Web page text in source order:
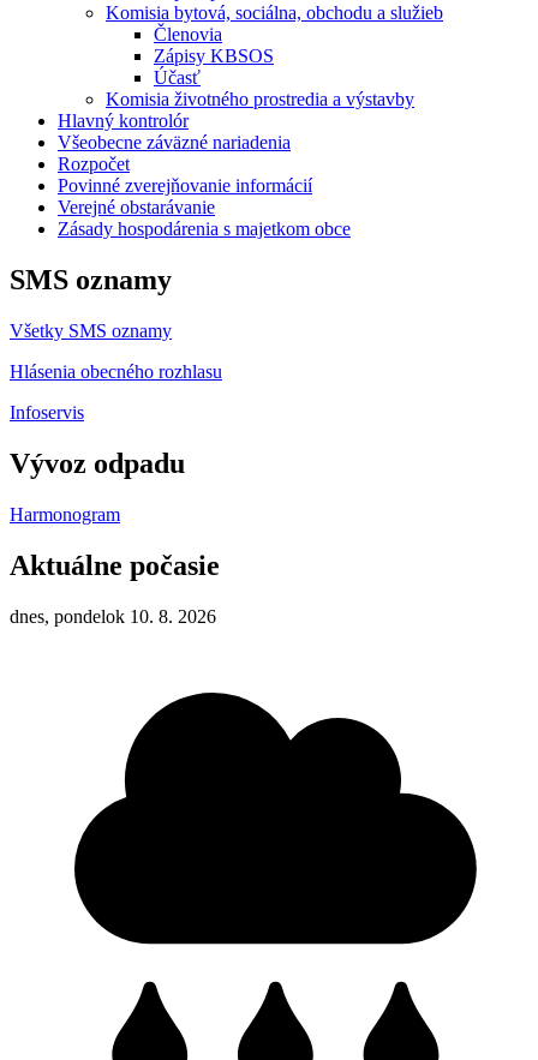
Komisia bytová, sociálna, obchodu a služieb
Členovia
Zápisy KBSOS
Účasť
Komisia životného prostredia a výstavby
Hlavný kontrolór
Všeobecne záväzné nariadenia
Rozpočet
Povinné zverejňovanie informácií
Verejné obstarávanie
Zásady hospodárenia s majetkom obce
SMS oznamy
Všetky SMS oznamy
Hlásenia obecného rozhlasu
Infoservis
Vývoz odpadu
Harmonogram
Aktuálne počasie
dnes, pondelok 10. 8. 2026